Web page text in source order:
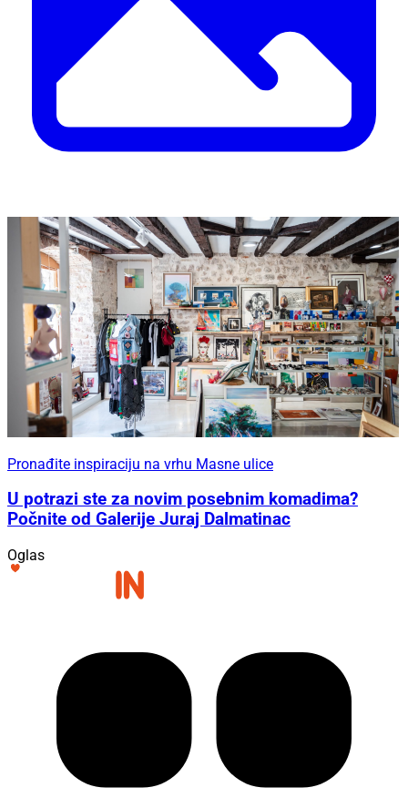
Pronađite inspiraciju na vrhu Masne ulice
U potrazi ste za novim posebnim komadima?
Počnite od Galerije Juraj Dalmatinac
Oglas